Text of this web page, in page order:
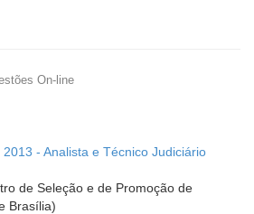
On-line
- Analista e Técnico Judiciário
de Seleção e de Promoção de
Brasília)